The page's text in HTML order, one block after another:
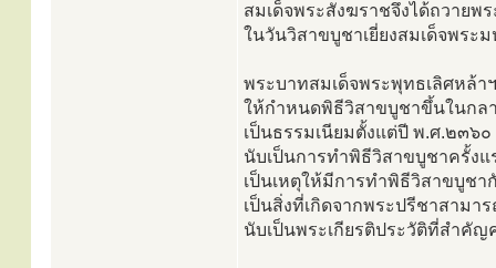
สมเด็จพระสังฆราชจึงได้ถวายพ
ในวันวิสาขบูชาเยี่ยงสมเด็จพระ
พระบาทสมเด็จพระพุทธเลิศหล้า
ให้กำหนดพิธีวิสาขบูชาขึ้นในกล
เป็นธรรมเนียมตั้งแต่ปี พ.ศ.๒๓๖
นับเป็นการทำพิธีวิสาขบูชาครั้ง
เป็นเหตุให้มีการทำพิธีวิสาขบูช
เป็นสิ่งที่เกิดจากพระปรีชาสามา
นับเป็นพระเกียรติประวัติที่สำคั